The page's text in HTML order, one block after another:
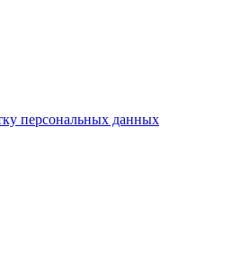
персональных данных